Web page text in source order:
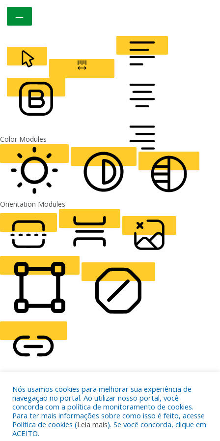
CURSOR
ALIGN TEXT
FONT WEIGHT
Color Modules
LIGHT CONTRAST HIGH CONTRAST
Orientation Modules
READING LINE READING MASK HIDE IMAGES
HIGHLIGHT CONTENT
HIGHLIGHT LINKS
RESET SETTINGS
Nós usamos cookies para melhorar sua experiência de
navegação no portal. Ao utilizar nosso portal, você
concorda com a política de monitoramento de cookies.
Para ter mais informações sobre como isso é feito, acesse
Política de cookies (Leia mais). Se você concorda, clique em
ACEITO.